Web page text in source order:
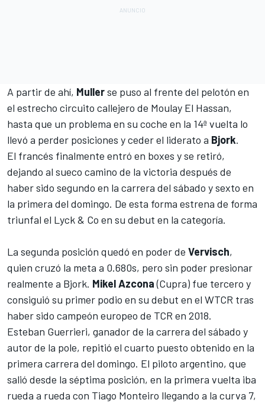
A partir de ahí, Mullerse puso al frente del pelotón en
el estrecho circuito callejero de Moulay El Hassan,
hasta que un problema en su coche en la 14ª vuelta lo
llevó a perder posiciones y ceder el liderato a Bjork.
El francés finalmente entró en boxes y se retiró,
dejando al sueco camino de la victoria después de
haber sido segundo en la carrera del sábado y sexto en
la primera del domingo. De esta forma estrena de forma
triunfal el Lyck & Co en su debut en la categoría.
La segunda posición quedó en poder de Vervisch,
quien cruzó la meta a 0.680s, pero sin poder presionar
realmente a Bjork. Mikel Azcona(Cupra) fue tercero y
consiguió su primer podio en su debut en el WTCR tras
haber sido campeón europeo de TCR en 2018.
Esteban Guerrieri, ganador de la carrera del sábado y
autor de la pole, repitió el cuarto puesto obtenido en la
primera carrera del domingo. El piloto argentino, que
salió desde la séptima posición, en la primera vuelta iba
rueda a rueda con Tiago Monteiro llegando a la curva 7,